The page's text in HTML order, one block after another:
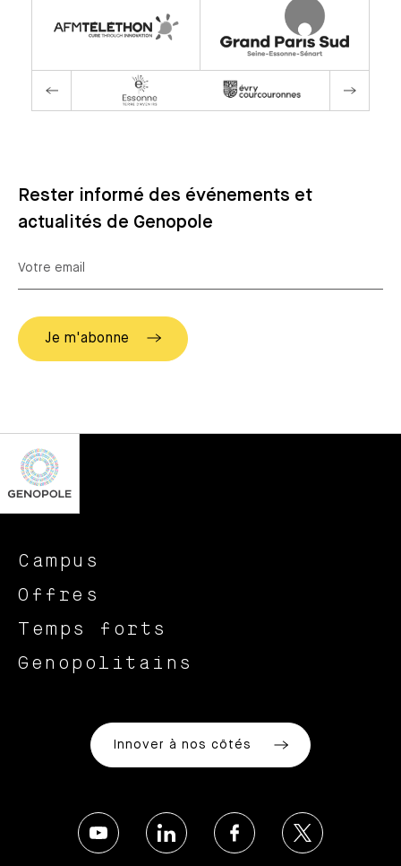
Rester informé des événements et
actualités de Genopole
Campus
Offres
Temps forts
Genopolitains
Innover à nos côtés